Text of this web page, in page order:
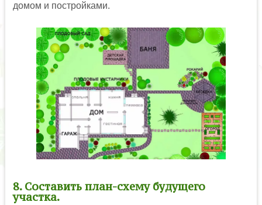
домом и постройками.
8. Составить план-схему будущего
участка.